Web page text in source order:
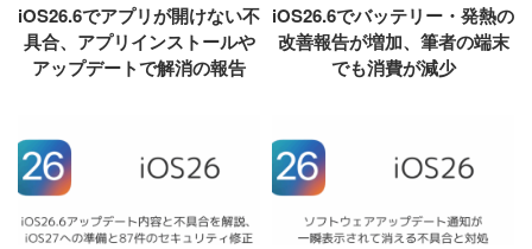
iOS26.6でアプリが開けない不
具合、アプリインストールや
アップデートで解消の報告
iOS26.6でバッテリー・発熱の
改善報告が増加、筆者の端末
でも消費が減少